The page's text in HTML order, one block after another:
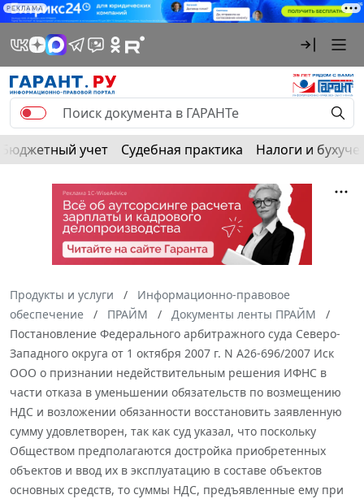
РЕКЛАМА
Бюджетный учет Судебная практика Налоги и
Продукты и услуги
Информационно-правовое
обеспечение
ПРАЙМ
Документы ленты ПРАЙМ
Постановление Федерального арбитражного суда Северо-
Западного округа от 1 октября 2007 г. N А26-696/2007 Иск
ООО о признании недействительным решения ИФНС в
части отказа в уменьшении обязательств по возмещению
НДС и возложении обязанности восстановить заявленную
сумму удовлетворен, так как суд указал, что поскольку
Обществом предполагаются достройка приобретенных
объектов и ввод их в эксплуатацию в составе объектов
основных средств, то суммы НДС, предъявленные ему при